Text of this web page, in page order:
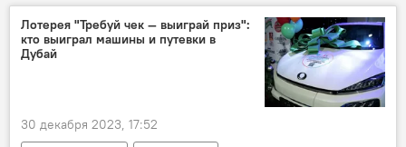
Южный Кавказ
второй фронт
Лотерея "Требуй чек — выиграй приз":
кто выиграл машины и путевки в
Дубай
30 декабря 2023, 17:52